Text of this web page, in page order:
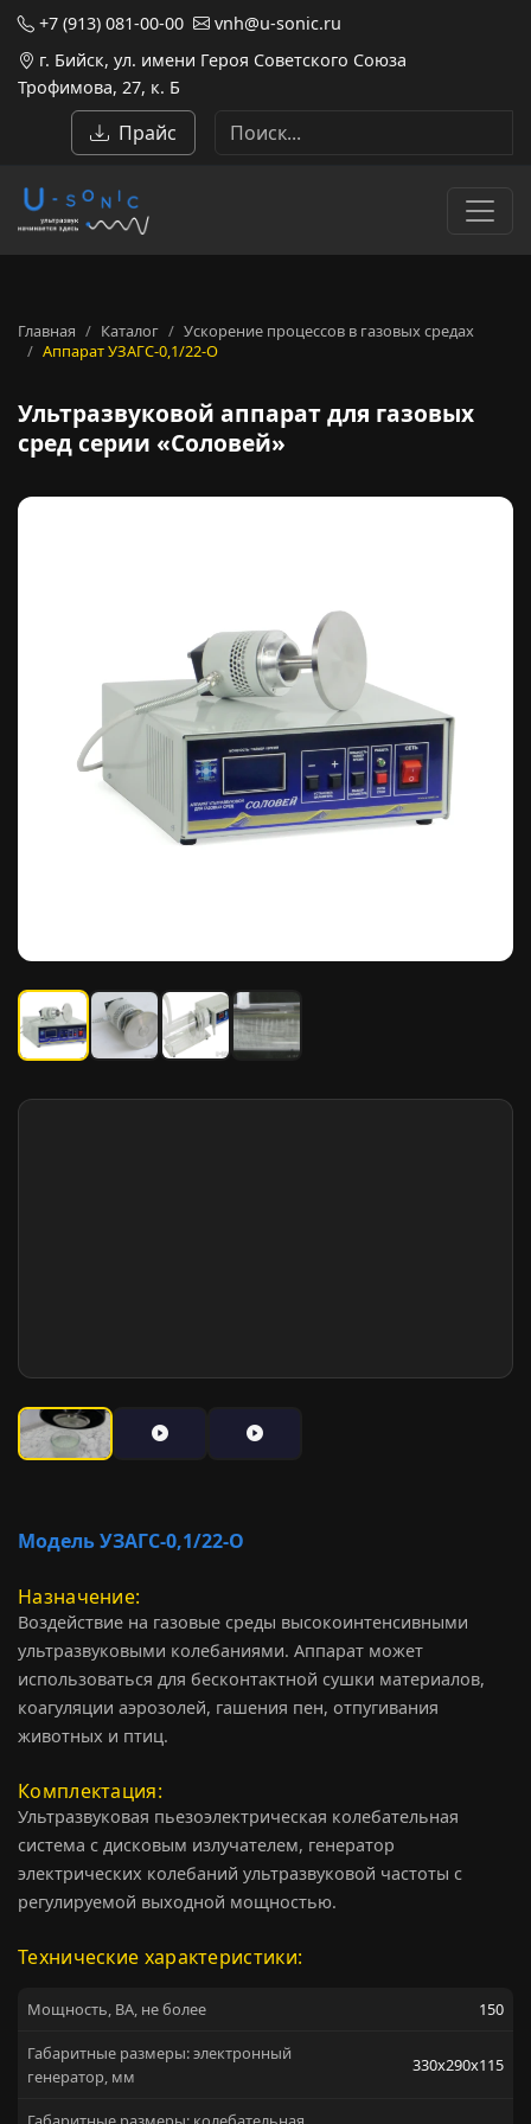
+7 (913) 081-00-00
vnh@u-sonic.ru
г. Бийск, ул. имени Героя Советского Союза
Трофимова, 27, к. Б
Прайс
Главная Каталог
Ускорение процессов в газовых средах
Аппарат УЗАГС-0,1/22-О
Ультразвуковой аппарат
Ультразвуковой аппарат для газовых
сред серии «Соловей»
Модель УЗАГС-0,1/22-О
Назначение
Воздействие на газовые среды высокоинтенсивными
ультразвуковыми колебаниями. Аппарат может
использоваться для бесконтактной сушки материалов,
коагуляции аэрозолей, гашения пен, отпугивания
животных и птиц.
Комплектация
Ультразвуковая пьезоэлектрическая колебательная
система с дисковым излучателем, генератор
электрических колебаний ультразвуковой частоты с
регулируемой выходной мощностью.
Технические характеристики:
Мощность, ВА, не более 150
Габаритные размеры: электронный
генератор, мм
330x290x115